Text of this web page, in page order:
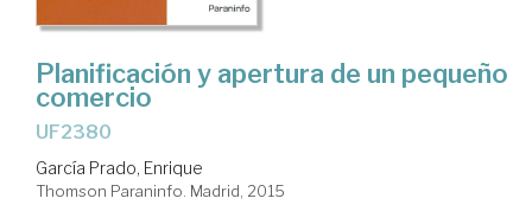
Planificación y apertura de un pequeño
comercio
UF2380
García Prado, Enrique
Thomson Paraninfo. Madrid, 2015